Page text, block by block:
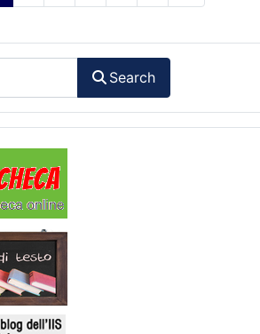
Search
Libri di Testo